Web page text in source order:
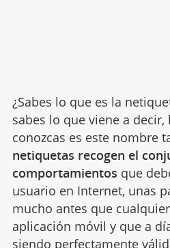
¿Sabes lo que es la
sabes lo que viene a
conozcas es este nombre
netiquetas recogen el
comportamientos que
usuario en Internet, unas
mucho antes que
aplicación móvil y que a
siendo perfectamente